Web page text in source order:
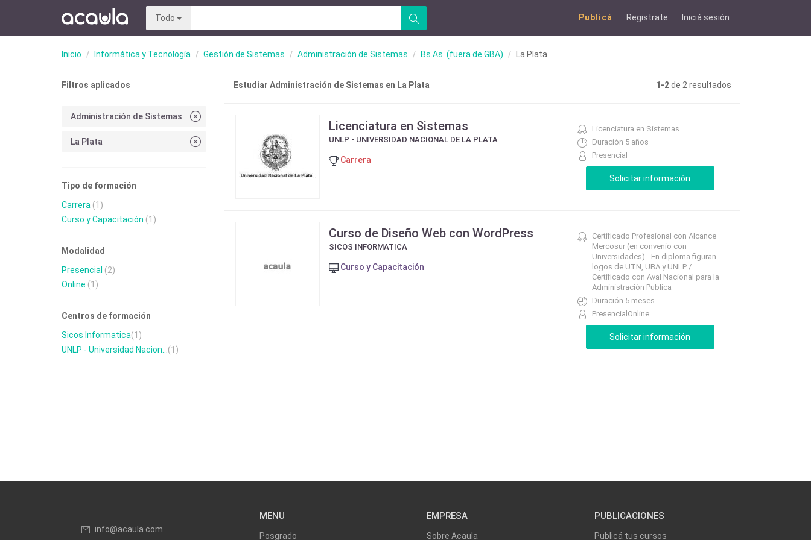
Todo Publicá Registrate Iniciá sesión
Inicio Informática y Tecnología Gestión de Sistemas Administración de Sistemas Bs.As. (fuera de GBA) La Plata
Filtros aplicados
Administración de Sistemas
La Plata
Tipo de formación
Carrera (1)
Curso y Capacitación (1)
Modalidad
Presencial (2)
Online (1)
Centros de formación
Sicos Informatica(1)
UNLP - Universidad Nacion... (1)
Estudiar Administración de Sistemas en La Plata 1-2de 2 resultados
Licenciatura en Sistemas
UNLP - UNIVERSIDAD NACIONAL DE LA PLATA
Carrera
Licenciatura en Sistemas
Duración 5 años
Presencial
Curso de Diseño Web con WordPress
SICOS INFORMATICA
Curso y Capacitación
Certificado Profesional con Alcance
Mercosur (en convenio con
Universidades) - En diploma figuran
logos de UTN, UBA y UNLP /
Certificado con Aval Nacional para la
Administración Publica
Duración 5 meses
PresencialOnline
info@acaula.com
MENU
Posgrado
EMPRESA
Sobre Acaula
PUBLICACIONES
Publicá tus cursos